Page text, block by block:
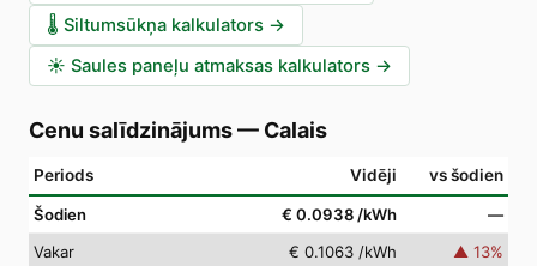
🌡️ Siltumsūkņa kalkulators →
☀️ Saules paneļu atmaksas kalkulators →
Cenu salīdzinājums— Calais
Periods Vidēji vs šodien
Šodien € 0.0938 /kWh
—
Vakar
€ 0.1063 /kWh ▲ 13%